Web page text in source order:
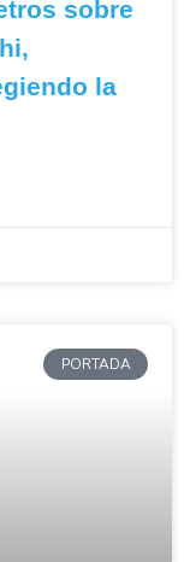
sobre
la
PORTADA